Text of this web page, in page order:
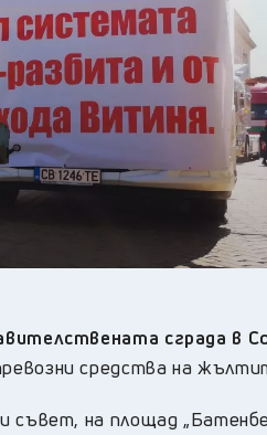
Перник, 18°C
Плевен , 22°C
Пловдив 21°C
Разград, 21°C
Русе, 22°C
Силистра, 22°C
19°C
°C
Хасково , 21°C
Шумен , 21 °C
Ямбол , 20°C
сграда в
средства на
съвет, на площад